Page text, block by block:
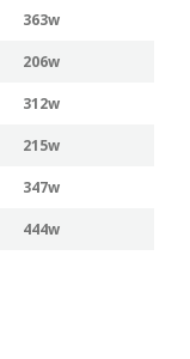
363w
206w
312w
215w
347w
444w